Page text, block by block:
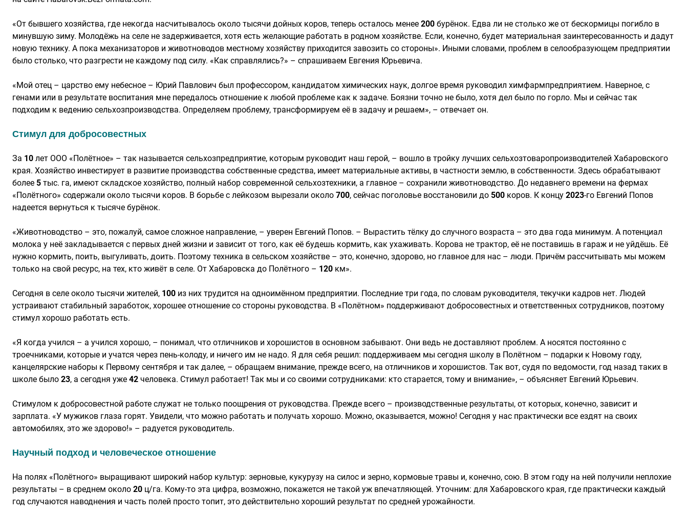
«От бывшего хозяйства, где некогда насчитывалось около тысячи дойных коров, теперь осталось менее 200 бурёнок. Едва ли не столько же от бескормицы погибло в
минувшую зиму. Молодёжь на селе не задерживается, хотя есть желающие работать в родном хозяйстве. Если, конечно, будет материальная заинтересованность и дадут
новую технику. А пока механизаторов и животноводов местному хозяйству приходится завозить со стороны». Иными словами, проблем в селообразующем предприятии
было столько, что разгрести не каждому под силу. «Как справлялись?» – спрашиваем Евгения Юрьевича.
«Мой отец – царство ему небесное – Юрий Павлович был профессором, кандидатом химических наук, долгое время руководил химфармпредприятием. Наверное, с
генами или в результате воспитания мне передалось отношение к любой проблеме как к задаче. Боязни точно не было, хотя дел было по горло. Мы и сейчас так
подходим к ведению сельхозпроизводства. Определяем проблему, трансформируем её в задачу и решаем», – отвечает он.
Стимул для добросовестных
За 10 лет ООО «Полётное» – так называется сельхозпредприятие, которым руководит наш герой, – вошло в тройку лучших сельхозтоваропроизводителей Хабаровского
края. Хозяйство инвестирует в развитие производства собственные средства, имеет материальные активы, в частности землю, в собственности. Здесь обрабатывают
более 5 тыс. га, имеют складское хозяйство, полный набор современной сельхозтехники, а главное – сохранили животноводство. До недавнего времени на фермах
«Полётного» содержали около тысячи коров. В борьбе с лейкозом вырезали около 700, сейчас поголовье восстановили до 500 коров. К концу 2023-го Евгений Попов
надеется вернуться к тысяче бурёнок.
«Животноводство – это, пожалуй, самое сложное направление, – уверен Евгений Попов. – Вырастить тёлку до случного возраста – это два года минимум. А потенциал
молока у неё закладывается с первых дней жизни и зависит от того, как её будешь кормить, как ухаживать. Корова не трактор, её не поставишь в гараж и не уйдёшь. Её
нужно кормить, поить, выгуливать, доить. Поэтому техника в сельском хозяйстве – это, конечно, здорово, но главное для нас – люди. Причём рассчитывать мы можем
только на свой ресурс, на тех, кто живёт в селе. От Хабаровска до Полётного – 120 км».
Сегодня в селе около тысячи жителей, 100 из них трудится на одноимённом предприятии. Последние три года, по словам руководителя, текучки кадров нет. Людей
устраивают стабильный заработок, хорошее отношение со стороны руководства. В «Полётном» поддерживают добросовестных и ответственных сотрудников, поэтому
стимул хорошо работать есть.
«Я когда учился – а учился хорошо, – понимал, что отличников и хорошистов в основном забывают. Они ведь не доставляют проблем. А носятся постоянно с
троечниками, которые и учатся через пень-колоду, и ничего им не надо. Я для себя решил: поддерживаем мы сегодня школу в Полётном – подарки к Новому году,
канцелярские наборы к Первому сентября и так далее, – обращаем внимание, прежде всего, на отличников и хорошистов. Так вот, судя по ведомости, год назад таких в
школе было 23, а сегодня уже 42 человека. Стимул работает! Так мы и со своими сотрудниками: кто старается, тому и внимание», – объясняет Евгений Юрьевич.
Стимулом к добросовестной работе служат не только поощрения от руководства. Прежде всего – производственные результаты, от которых, конечно, зависит и
зарплата. «У мужиков глаза горят. Увидели, что можно работать и получать хорошо. Можно, оказывается, можно! Сегодня у нас практически все ездят на своих
автомобилях, это же здорово!» – радуется руководитель.
Научный подход и человеческое отношение
На полях «Полётного» выращивают широкий набор культур: зерновые, кукурузу на силос и зерно, кормовые травы и, конечно, сою. В этом году на ней получили неплохие
результаты – в среднем около 20 ц/га. Кому-то эта цифра, возможно, покажется не такой уж впечатляющей. Уточним: для Хабаровского края, где практически каждый
год случаются наводнения и часть полей просто топит, это действительно хороший результат по средней урожайности.